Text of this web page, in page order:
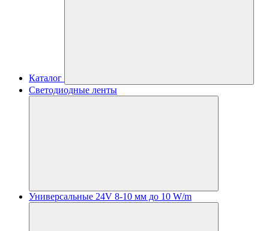
Каталог
Светодиодные ленты
Универсальные 24V 8-10 мм до 10 W/m